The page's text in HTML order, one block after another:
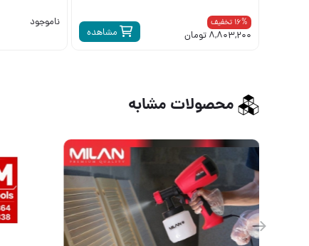
مشاهده
16% تخفیف
8,803,200 تومان
ناموجود
محصولات مشابه